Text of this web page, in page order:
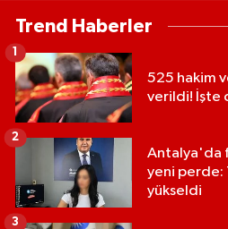
Trend Haberler
525 hakim
verildi! İşte
1
Antalya'da
yeni perde:
yükseldi
2
3